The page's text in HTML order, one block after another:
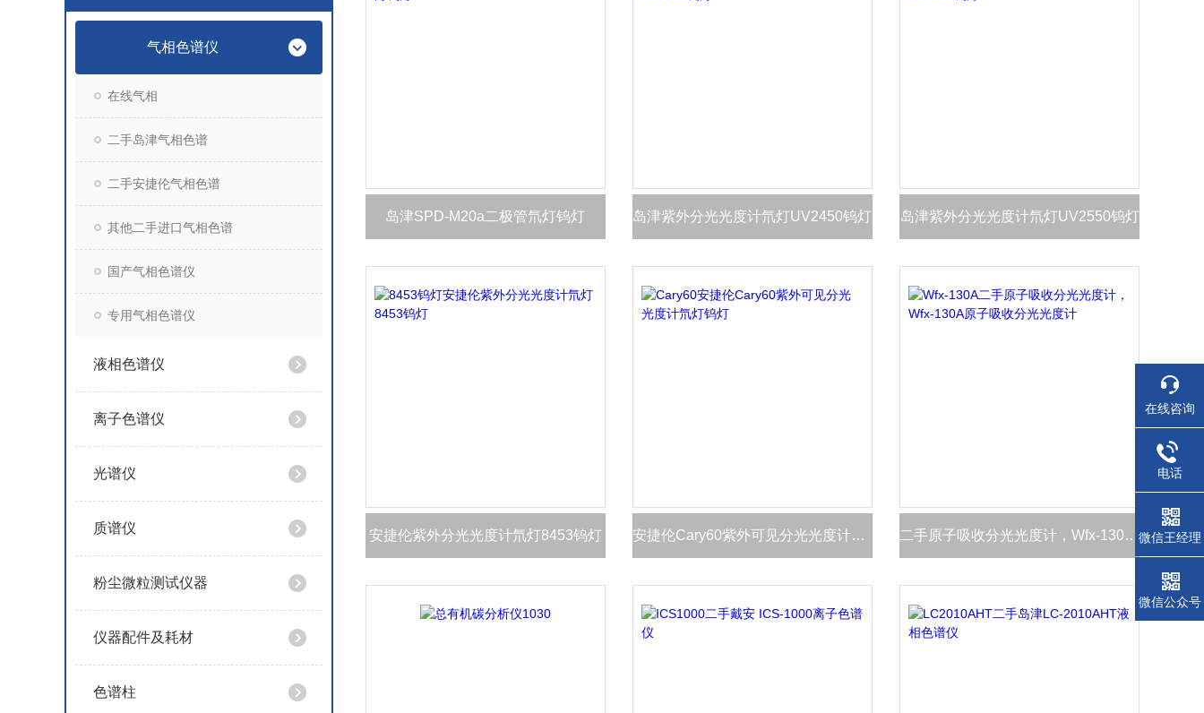
气相色谱仪
在线气相
二手岛津气相色谱
二手安捷伦气相色谱
其他二手进口气相色谱
国产气相色谱仪
专用气相色谱仪
液相色谱仪
离子色谱仪
光谱仪
质谱仪
粉尘微粒测试仪器
仪器配件及耗材
色谱柱
岛津SPD-M20a二极管氘灯钨灯 岛津紫外分光光度计氘灯UV2450钨灯 岛津紫外分光光度计氘灯UV2550钨灯
安捷伦紫外分光光度计氘灯8453钨灯 安捷伦Cary60紫外可见分光光度计氘灯钨灯 二手原子吸收分光光度计，Wfx-130A原子吸收分光光度计
在线咨询
电话
微信王经理
微信公众号